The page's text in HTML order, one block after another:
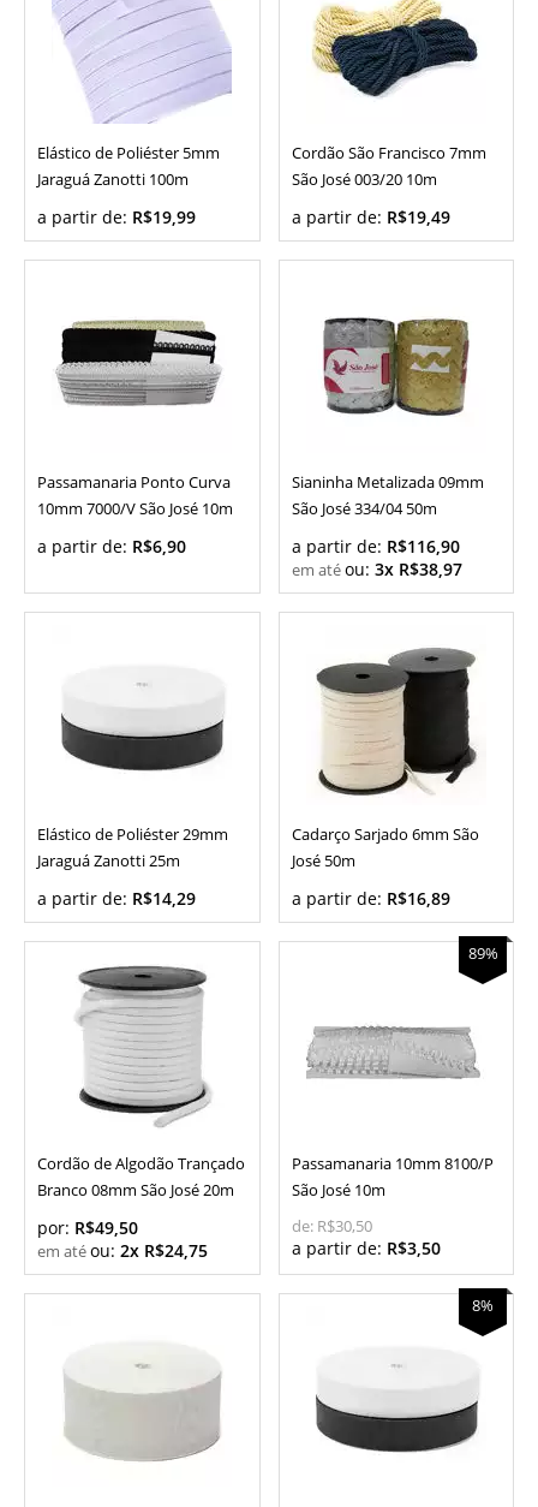
Elástico de Poliéster 5mm
Jaraguá Zanotti 100m
a partir de: R$19,99
Cordão São Francisco 7mm
São José 003/20 10m
a partir de: R$19,49
Passamanaria Ponto Curva
10mm 7000/V São José 10m
a partir de: R$6,90
Sianinha Metalizada 09mm
São José 334/04 50m
a partir de: R$116,90
ou: 3x R$38,97
Elástico de Poliéster 29mm
Jaraguá Zanotti 25m
a partir de: R$14,29
Cadarço Sarjado 6mm São
José 50m
a partir de: R$16,89
Cordão de Algodão Trançado
Branco 08mm São José 20m
por: R$49,50
ou: 2x R$24,75
Passamanaria 10mm 8100/P
São José 10m
de: R$30,50
a partir de: R$3,50
89%
8%